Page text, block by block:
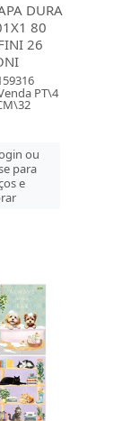
DURA
80
26
PT\4
ou
para
e